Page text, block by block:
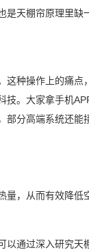
天棚帘原理里
种操作上的痛
。大家拿手机
分高端系统还
，从而有效降低
通过深入研究